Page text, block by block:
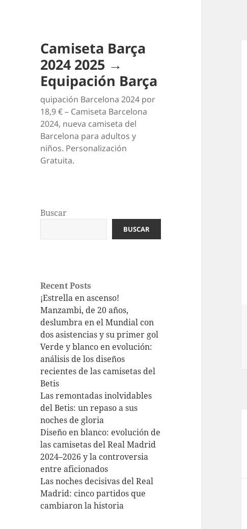
Camiseta Barça
2024 2025 →
Equipación Barça
quipación Barcelona 2024 por
18,9 € – Camiseta Barcelona
2024, nueva camiseta del
Barcelona para adultos y
niños. Personalización
Gratuita.
Buscar
BUSCAR
Recent Posts
¡Estrella en ascenso!
Manzambi, de 20 años,
deslumbra en el Mundial con
dos asistencias y su primer gol
Verde y blanco en evolución:
análisis de los diseños
recientes de las camisetas del
Betis
Las remontadas inolvidables
del Betis: un repaso a sus
noches de gloria
Diseño en blanco: evolución de
las camisetas del Real Madrid
2024–2026 y la controversia
entre aficionados
Las noches decisivas del Real
Madrid: cinco partidos que
cambiaron la historia